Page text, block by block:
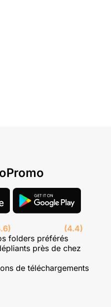
(4.4)
folders préférés
près de chez
de téléchargements